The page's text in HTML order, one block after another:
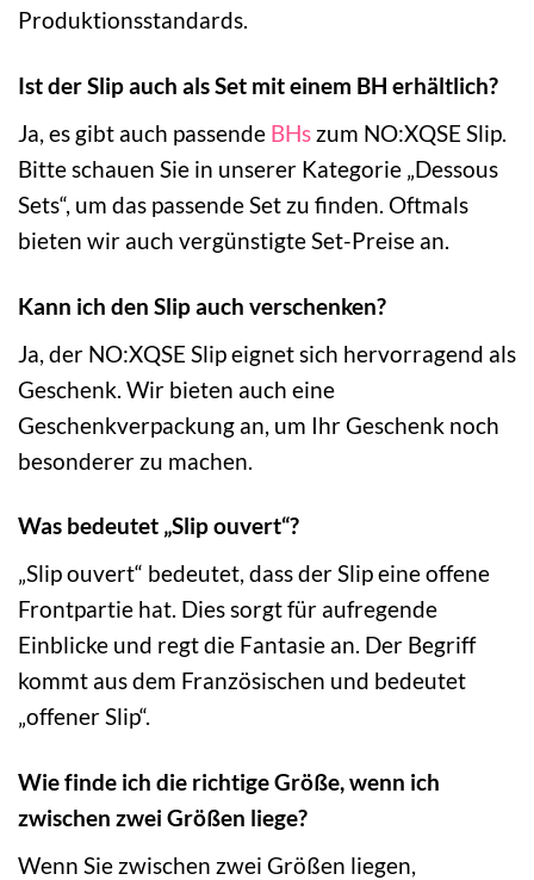
Produktionsstandards.
Ist der Slip auch als Set mit einem BH erhältlich?
Ja, es gibt auch passende BHs zum NO:XQSE Slip.
Bitte schauen Sie in unserer Kategorie „Dessous
Sets“, um das passende Set zu finden. Oftmals
bieten wir auch vergünstigte Set-Preise an.
Kann ich den Slip auch verschenken?
Ja, der NO:XQSE Slip eignet sich hervorragend als
Geschenk. Wir bieten auch eine
Geschenkverpackung an, um Ihr Geschenk noch
besonderer zu machen.
Was bedeutet „Slip ouvert“?
„Slip ouvert“ bedeutet, dass der Slip eine offene
Frontpartie hat. Dies sorgt für aufregende
Einblicke und regt die Fantasie an. Der Begriff
kommt aus dem Französischen und bedeutet
„offener Slip“.
Wie finde ich die richtige Größe, wenn ich
zwischen zwei Größen liege?
Wenn Sie zwischen zwei Größen liegen,